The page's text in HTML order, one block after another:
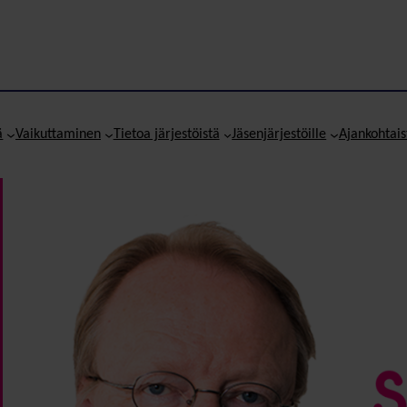
Vaikuttaminen Tietoa järjestöistä Jäsenjärjestöille